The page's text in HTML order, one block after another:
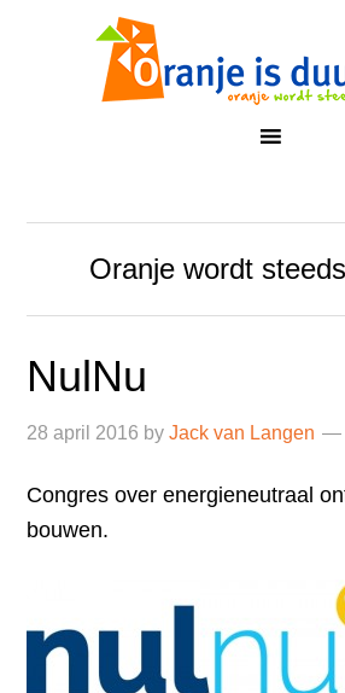
Oranje wordt
NulNu
28 april 2016 byJack van Langen
Congres over energieneutraal
bouwen.